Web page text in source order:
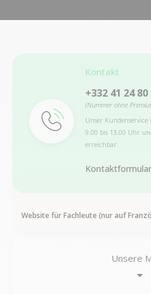
Kontakt
+332 41 24 80
(Nummer ohne
Unser
9.00 bis 13.00 Uhr
erreichbar.
Kontaktformular
Website für Fachleute (nur auf
Unsere